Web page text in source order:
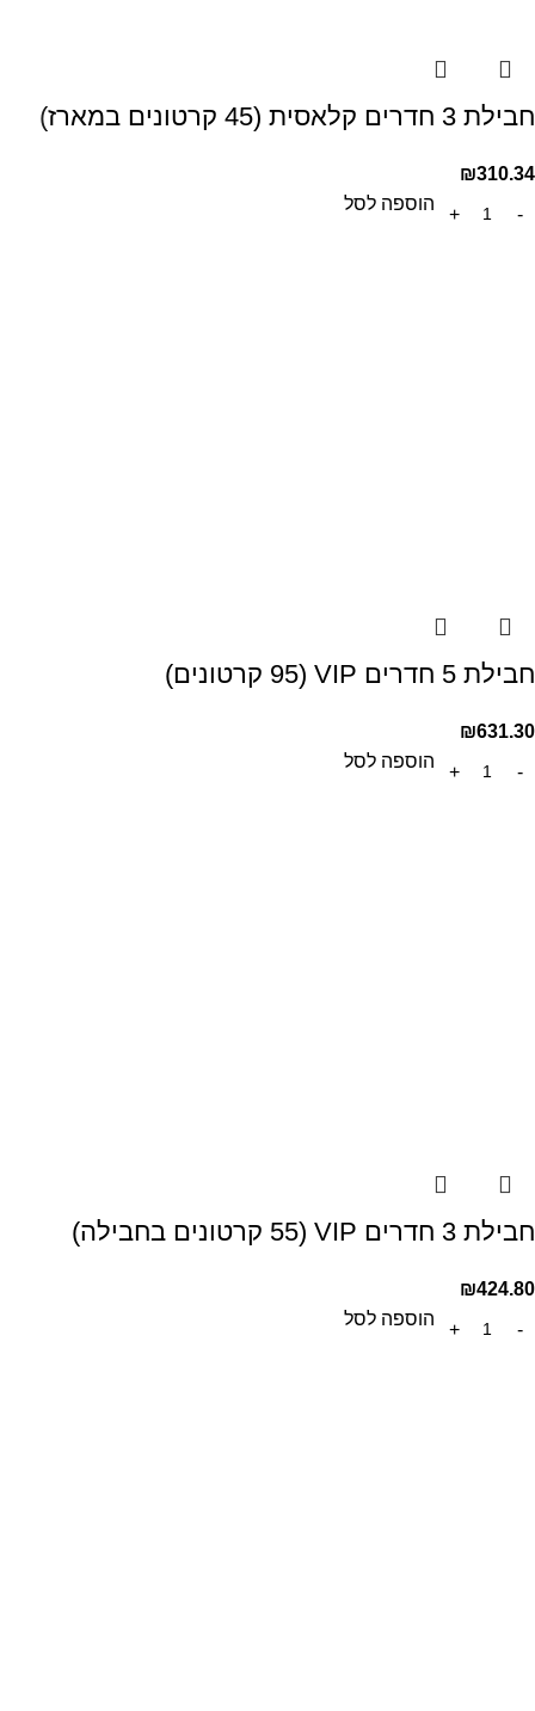
חבילת 3 חדרים קלאסית (45 קרטונים במארז)
₪310.34
הוספה לסל
חבילת 5 חדרים VIP (95 קרטונים)
₪631.30
הוספה לסל
חבילת 3 חדרים VIP (55 קרטונים בחבילה)
₪424.80
הוספה לסל